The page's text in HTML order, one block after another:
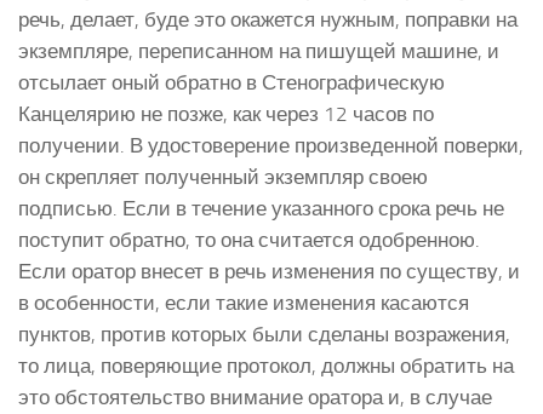
речь, делает, буде это окажется нужным, поправки на
экземпляре, переписанном на пишущей машине, и
отсылает оный обратно в Стенографическую
Канцелярию не позже, как через 12 часов по
получении. В удостоверение произведенной поверки,
он скрепляет полученный экземпляр своею
подписью. Если в течение указанного срока речь не
поступит обратно, то она считается одобренною.
Если оратор внесет в речь изменения по существу, и
в особенности, если такие изменения касаются
пунктов, против которых были сделаны возражения,
то лица, поверяющие протокол, должны обратить на
это обстоятельство внимание оратора и, в случае